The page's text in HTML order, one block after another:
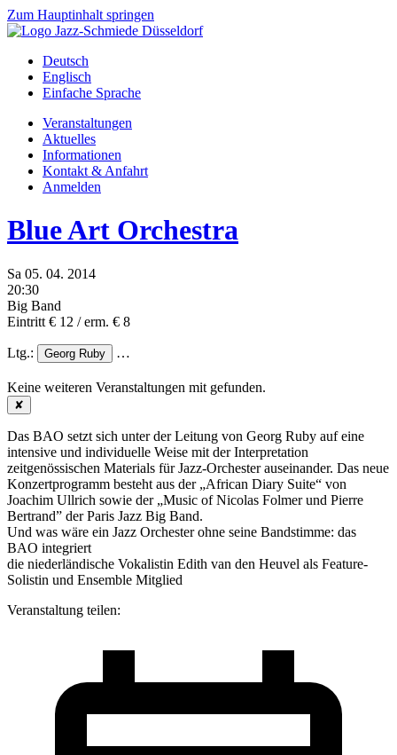
Zum Hauptinhalt springen
Deutsch
Englisch
Einfache Sprache
Veranstaltungen
Aktuelles
Informationen
Kontakt & Anfahrt
Anmelden
Blue Art Orchestra
Sa 05. 04. 2014
20:30
Big Band
Eintritt € 12 / erm. € 8
Ltg.: Georg Ruby …
Keine weiteren Veranstaltungen mit gefunden.
✘
Das BAO setzt sich unter der Leitung von Georg Ruby auf eine
intensive und individuelle Weise mit der Interpretation
zeitgenössischen Materials für Jazz-Orchester auseinander. Das neue
Konzertprogramm besteht aus der „African Diary Suite“ von
Joachim Ullrich sowie der „Music of Nicolas Folmer und Pierre
Bertrand” der Paris Jazz Big Band.
Und was wäre ein Jazz Orchester ohne seine Bandstimme: das
BAO integriert
die niederländische Vokalistin Edith van den Heuvel als Feature-
Solistin und Ensemble Mitglied
Veranstaltung teilen: